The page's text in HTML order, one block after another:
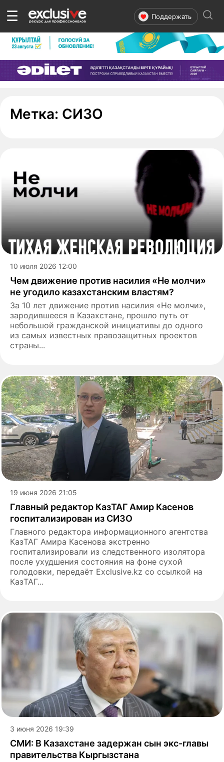
☰ Поддержать
Метка: СИЗО
10 июля 2026 12:00
Чем движение против насилия «Не молчи»
не угодило казахстанским властям?
За 10 лет движение против насилия «Не молчи»,
зародившееся в Казахстане, прошло путь от
небольшой гражданской инициативы до одного
из самых известных правозащитных проектов
страны...
19 июня 2026 21:05
Главный редактор КазТАГ Амир Касенов
госпитализирован из СИЗО
Главного редактора информационного агентства
КазТАГ Амира Касенова экстренно
госпитализировали из следственного изолятора
после ухудшения состояния на фоне сухой
голодовки, передаёт Exclusive.kz со ссылкой на
КазТАГ...
3 июня 2026 19:39
СМИ: В Казахстане задержан сын экс-главы
правительства Кыргызстана